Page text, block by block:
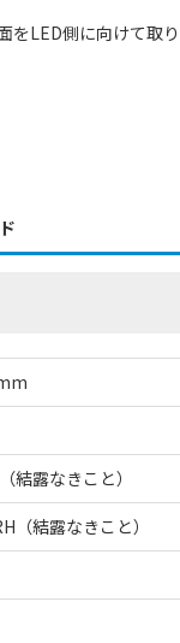
LED側に向けて取り
露なきこと）
結露なきこと）